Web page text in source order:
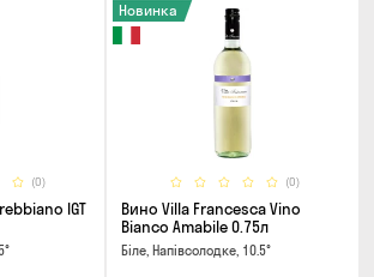
(0)
IGT
(0)
Новинка
Вино Villa Francesca Vino
Bianco Amabile 0.75л
Біле, Напівсолодке, 10.5°